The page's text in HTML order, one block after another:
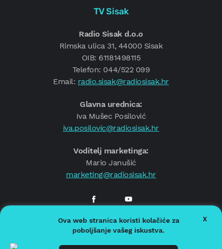
TV Sisak
Radio Sisak d.o.o
Rimska ulica 31, 44000 Sisak
OIB: 61181498115
Telefon: 044/522 099
Email: radio.sisak@radiosisak.hr
Glavna urednica:
Iva Mušec Posilović
iva.posilovic@radiosisak.hr
Voditelj marketinga:
Mario Janušić
marketing@radiosisak.hr
© 2026.Radio Sisak
Politika privatnosti
Ova web stranica koristi kolačiće za
poboljšanje vašeg iskustva.
X